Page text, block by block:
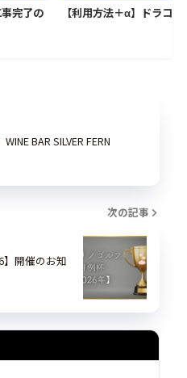
完了の
【利用方法＋α】ドラコ
BAR SILVER FERN
次の記事
】開催のお知